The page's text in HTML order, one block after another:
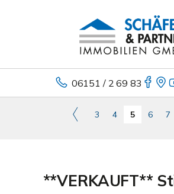
06151 / 2 69 83
3 4 5 6 7
**VERKAUFT**